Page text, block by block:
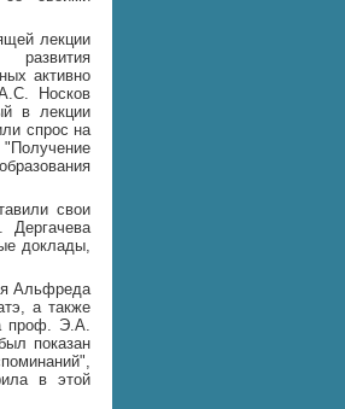
лекции
активно
Носков
в лекции
спрос на
свои
доклады,
Альфреда
а также
проф. Э.А.
показан
в этой